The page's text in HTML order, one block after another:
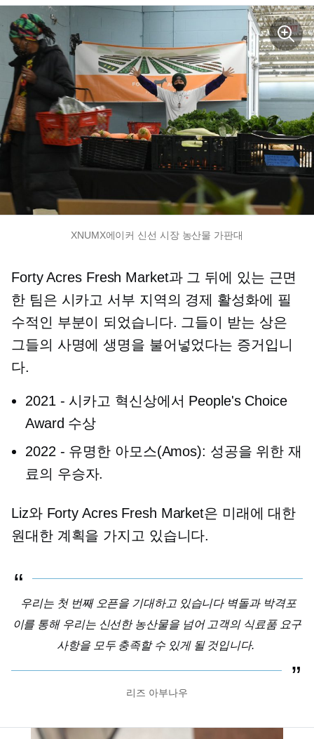
XNUMX에이커 신선 시장 농산물 가판대
Forty Acres Fresh Market과 그 뒤에 있는 근면
한 팀은 시카고 서부 지역의 경제 활성화에 필
수적인 부분이 되었습니다. 그들이 받는 상은
그들의 사명에 생명을 불어넣었다는 증거입니
다.
2021 - 시카고 혁신상에서 People's Choice
Award 수상
2022 - 유명한 아모스(Amos): 성공을 위한 재
료의 우승자.
Liz와 Forty Acres Fresh Market은 미래에 대한
원대한 계획을 가지고 있습니다.
우리는 첫 번째 오픈을 기대하고 있습니다 벽돌과 박격포
이를 통해 우리는 신선한 농산물을 넘어 고객의 식료품 요구
사항을 모두 충족할 수 있게 될 것입니다.
리즈 아부나우